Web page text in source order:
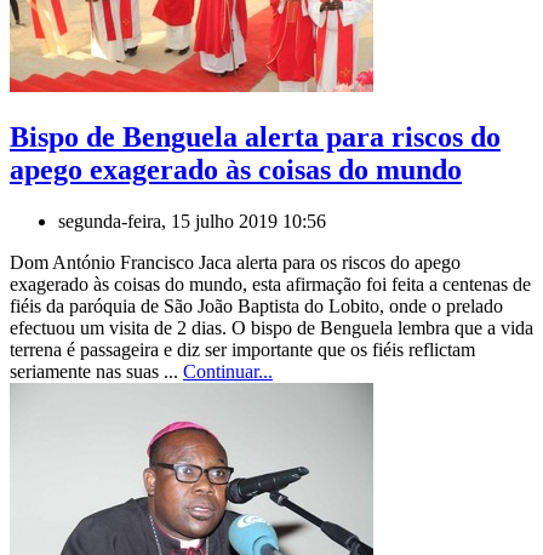
Bispo de Benguela alerta para riscos do
apego exagerado às coisas do mundo
segunda-feira, 15 julho 2019 10:56
Dom António Francisco Jaca alerta para os riscos do apego
exagerado às coisas do mundo, esta afirmação foi feita a centenas de
fiéis da paróquia de São João Baptista do Lobito, onde o prelado
efectuou um visita de 2 dias. O bispo de Benguela lembra que a vida
terrena é passageira e diz ser importante que os fiéis reflictam
seriamente nas suas ... Continuar...